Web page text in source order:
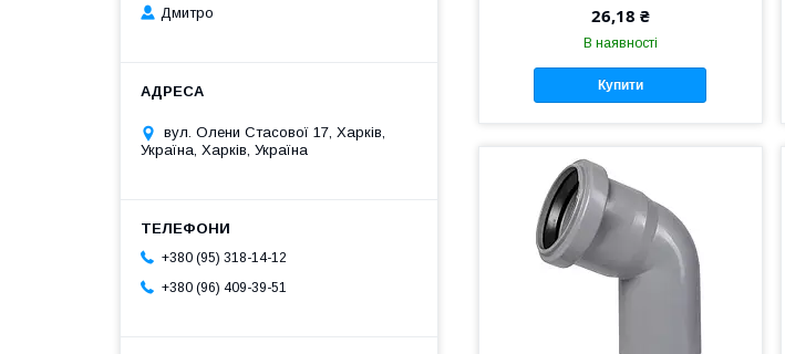
26,18 ₴
В наявності
Купити
Дмитро
вул. Олени Стасової 17, Харків,
Україна, Харків, Україна
+380 (95) 318-14-12
+380 (96) 409-39-51